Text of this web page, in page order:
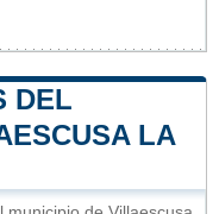
DEL
LA